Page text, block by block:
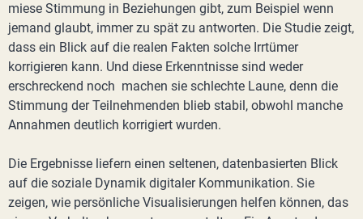
miese Stimmung in Beziehungen gibt, zum Beispiel wenn
jemand glaubt, immer zu spät zu antworten. Die Studie zeigt,
dass ein Blick auf die realen Fakten solche Irrtümer
korrigieren kann. Und diese Erkenntnisse sind weder
erschreckend noch machen sie schlechte Laune, denn die
Stimmung der Teilnehmenden blieb stabil, obwohl manche
Annahmen deutlich korrigiert wurden.
Die Ergebnisse liefern einen seltenen, datenbasierten Blick
auf die soziale Dynamik digitaler Kommunikation. Sie
zeigen, wie persönliche Visualisierungen helfen können, das